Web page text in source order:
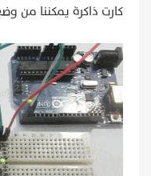
كارت ذاكرة يمكننا من